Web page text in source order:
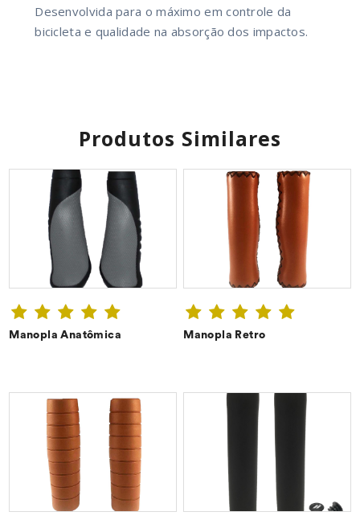
Desenvolvida para o máximo em controle da
bicicleta e qualidade na absorção dos impactos.
Produtos Similares
Manopla Anatômica Manopla Retro